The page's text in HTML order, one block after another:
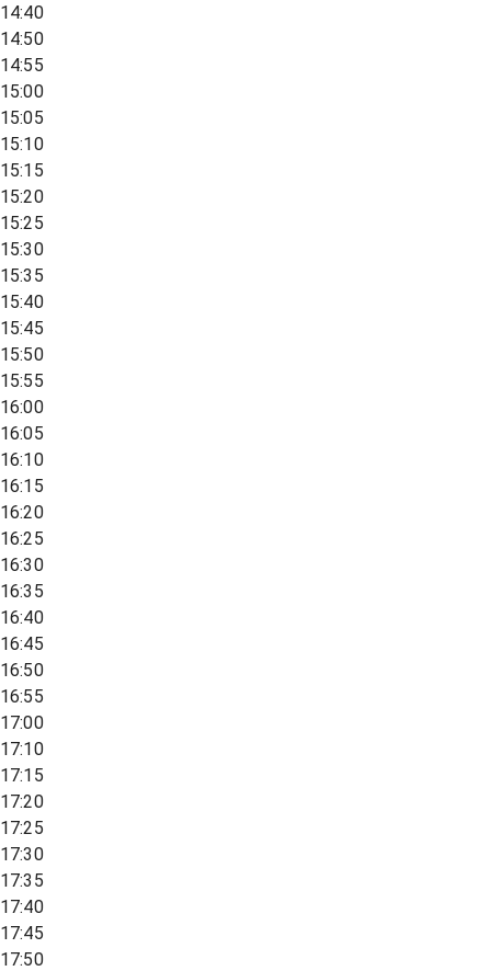
14:40
14:50
14:55
15:00
15:05
15:10
15:15
15:20
15:25
15:30
15:35
15:40
15:45
15:50
15:55
16:00
16:05
16:10
16:15
16:20
16:25
16:30
16:35
16:40
16:45
16:50
16:55
17:00
17:10
17:15
17:20
17:25
17:30
17:35
17:40
17:45
17:50